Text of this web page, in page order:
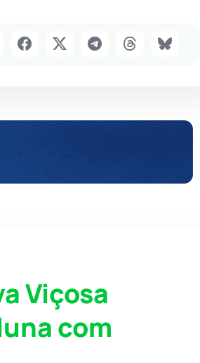
Viçosa
com